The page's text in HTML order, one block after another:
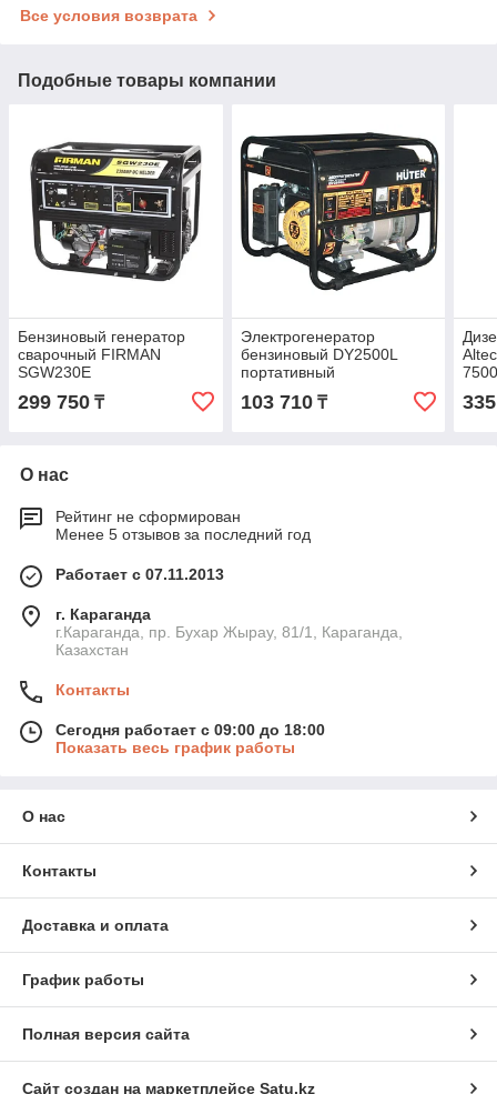
Все условия возврата
Подобные товары компании
Бензиновый генератор
сварочный FIRMAN
SGW230E
299 750 ₸
Электрогенератор
бензиновый DY2500L
портативный
103 710₸
О нас
Рейтинг не сформирован
Менее 5 отзывов за последний год
Работает с 07.11.2013
г. Караганда
г.Караганда, пр. Бухар Жырау, 81/1, Караганда,
Казахстан
Контакты
Сегодня работает с 09:00 до 18:00
Показать весь график работы
О нас
Контакты
Доставка и оплата
График работы
Полная версия сайта
Сайт создан на маркетплейсе Satu.kz